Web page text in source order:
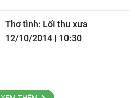
Thơ tình: Lối thu xưa
12/10/2014 | 10:30